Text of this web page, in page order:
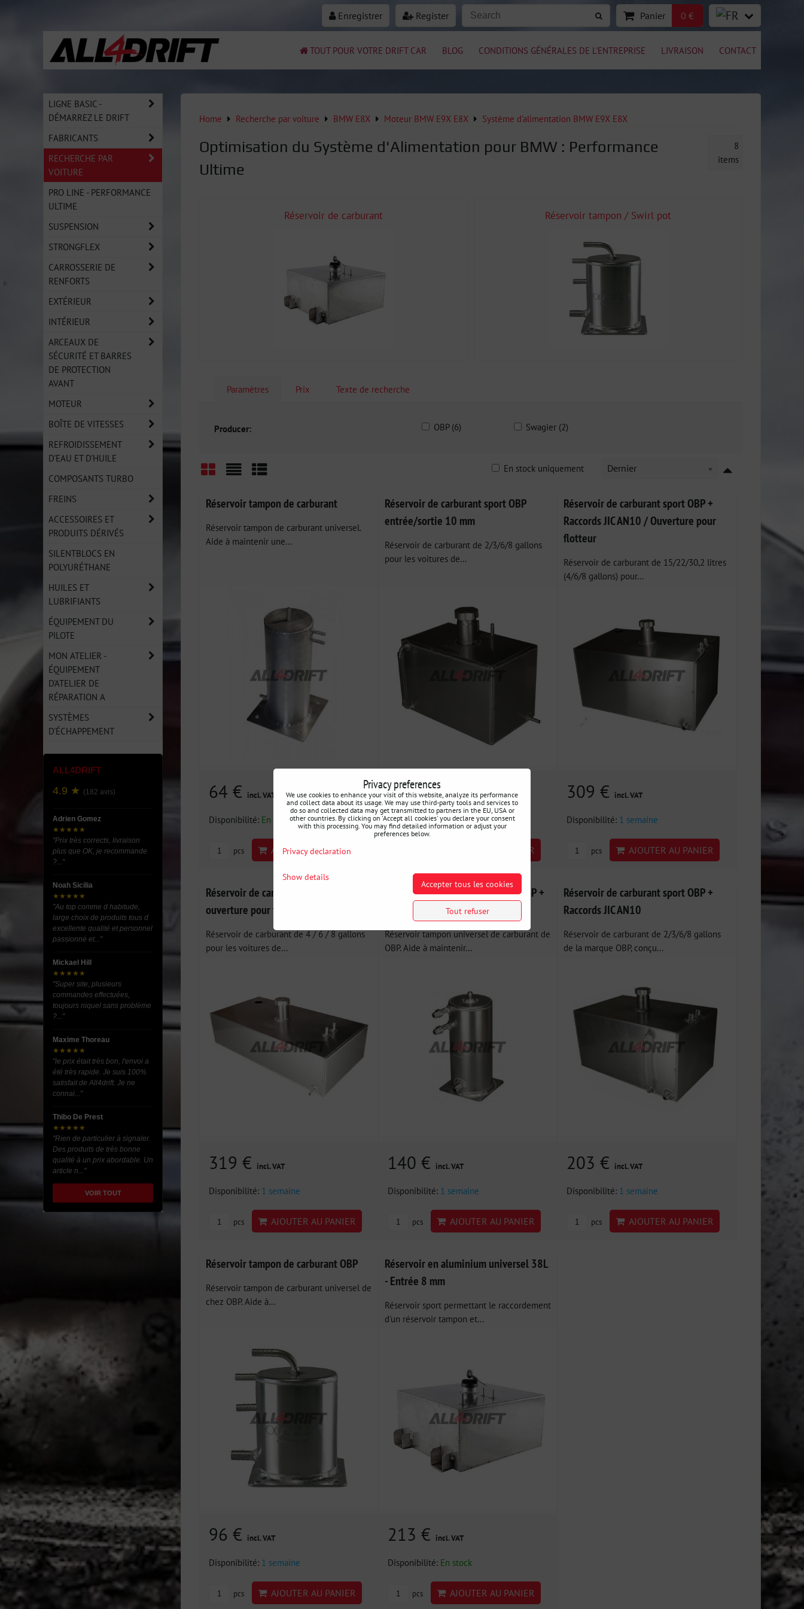
Enregistrer Register Panier 0 €
TOUT POUR VOTRE DRIFT CAR BLOG CONDITIONS GÉNÉRALES DE L'ENTREPRISE LIVRAISON CONTACT
Home Recherche par voiture BMW E8X Moteur BMW E9X E8X Système d'alimentation BMW E9X E8X
Optimisation du Système d'Alimentation pour BMW : Performance
Ultime
8
items
Réservoir de carburant Réservoir tampon / Swirl pot
Paramètres Prix Texte de recherche
Producer: OBP (6) Swagier (2)
Dernier
En stock uniquement
Réservoir tampon de carburant
Réservoir tampon de carburant universel.
Aide à maintenir une...
64 € incl. VAT
Disponibilité: En stock
pcs AJOUTER AU PANIER
Réservoir de carburant sport OBP
entrée/sortie 10 mm
Réservoir de carburant de 2/3/6/8 gallons
pour les voitures de...
309 €incl. VAT
Disponibilité:1 semaine
AJOUTER AU PANIER
Réservoir de carburant sport OBP +
Raccords JIC AN10 / Ouverture pour
flotteur
Réservoir de carburant de 15/22/30,2 litres
(4/6/8 gallons) pour...
309 € incl. VAT
Disponibilité: 1 semaine
pcs AJOUTER AU PANIER
Réservoir de carburant sport OBP avec
ouverture pour flotteur
Réservoir de carburant de 4 / 6 / 8 gallons
pour les voitures de...
319 € incl. VAT
Disponibilité: 1 semaine
pcs AJOUTER AU PANIER
Réservoir tampon de carburant OBP +
Réservoir tampon universel de carburant de
OBP. Aide à maintenir...
140 € incl. VAT
Disponibilité: 1 semaine
pcs AJOUTER AU PANIER
Réservoir de carburant sport OBP +
Raccords JIC AN10
Réservoir de carburant de 2/3/6/8 gallons
de la marque OBP, conçu...
203 € incl. VAT
Disponibilité: 1 semaine
pcs AJOUTER AU PANIER
Réservoir tampon de carburant OBP
Réservoir tampon de carburant universel de
chez OBP. Aide à...
96 € incl. VAT
Disponibilité: 1 semaine
pcs AJOUTER AU PANIER
Réservoir en aluminium universel 38L
- Entrée 8 mm
Réservoir sport permettant le raccordement
d'un réservoir tampon et...
213 € incl. VAT
Disponibilité: En stock
pcs AJOUTER AU PANIER
LIGNE BASIC -
DÉMARREZ LE DRIFT
FABRICANTS
RECHERCHE PAR
VOITURE
PRO LINE - PERFORMANCE
ULTIME
SUSPENSION
STRONGFLEX
CARROSSERIE DE
RENFORTS
EXTÉRIEUR
INTÉRIEUR
ARCEAUX DE
SÉCURITÉ ET BARRES
DE PROTECTION
AVANT
MOTEUR
BOÎTE DE VITESSES
REFROIDISSEMENT
D'EAU ET D'HUILE
COMPOSANTS TURBO
FREINS
ACCESSOIRES ET
PRODUITS DÉRIVÉS
SILENTBLOCS EN
POLYURÉTHANE
HUILES ET
LUBRIFIANTS
ÉQUIPEMENT DU
PILOTE
MON ATELIER -
ÉQUIPEMENT
D'ATELIER DE
RÉPARATION A
SYSTÈMES
D'ÉCHAPPEMENT
ALL4DRIFT
4.9 ★ (182 avis)
Adrien Gomez
★★★★★
"Prix très corrects, livraison
plus que OK, je recommande
?..."
Noah Sicilia
★★★★★
"Au top comme d habitude,
large choix de produits tous d
excellente qualité et personnel
passionné et..."
Mickael Hill
★★★★★
"Super site, plusieurs
commandes effectuées,
toujours niquel sans problème
?..."
Maxime Thoreau
★★★★★
"le prix était très bon, l'envoi a
été très rapide. Je suis 100%
satisfait de All4drift. Je ne
connai..."
Thibo De Prest
★★★★★
"Rien de particulier à signaler.
Des produits de très bonne
qualité à un prix abordable. Un
article n..."
VOIR TOUT
Privacy preferences
We use cookies to enhance your visit of this website, analyze its performance
and collect data about its usage. We may use third-party tools and services to
do so and collected data may get transmitted to partners in the EU, USA or
other countries. By clicking on 'Accept all cookies' you declare your consent
with this processing. You may find detailed information or adjust your
preferences below.
Privacy declaration
Show details
Accepter tous les cookies
Tout refuser